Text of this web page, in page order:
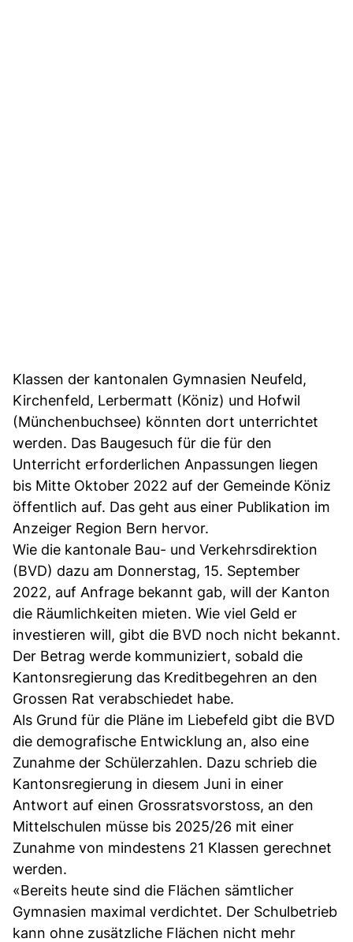
Klassen der kantonalen Gymnasien Neufeld,
Kirchenfeld, Lerbermatt (Köniz) und Hofwil
(Münchenbuchsee) könnten dort unterrichtet
werden. Das Baugesuch für die für den
Unterricht erforderlichen Anpassungen liegen
bis Mitte Oktober 2022 auf der Gemeinde Köniz
öffentlich auf. Das geht aus einer Publikation im
Anzeiger Region Bern hervor.
Wie die kantonale Bau- und Verkehrsdirektion
(BVD) dazu am Donnerstag, 15. September
2022, auf Anfrage bekannt gab, will der Kanton
die Räumlichkeiten mieten. Wie viel Geld er
investieren will, gibt die BVD noch nicht bekannt.
Der Betrag werde kommuniziert, sobald die
Kantonsregierung das Kreditbegehren an den
Grossen Rat verabschiedet habe.
Als Grund für die Pläne im Liebefeld gibt die BVD
die demografische Entwicklung an, also eine
Zunahme der Schülerzahlen. Dazu schrieb die
Kantonsregierung in diesem Juni in einer
Antwort auf einen Grossratsvorstoss, an den
Mittelschulen müsse bis 2025/26 mit einer
Zunahme von mindestens 21 Klassen gerechnet
werden.
«Bereits heute sind die Flächen sämtlicher
Gymnasien maximal verdichtet. Der Schulbetrieb
kann ohne zusätzliche Flächen nicht mehr